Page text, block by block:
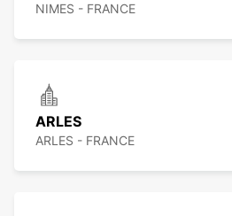
NIMES - FRANCE
ARLES
ARLES - FRANCE